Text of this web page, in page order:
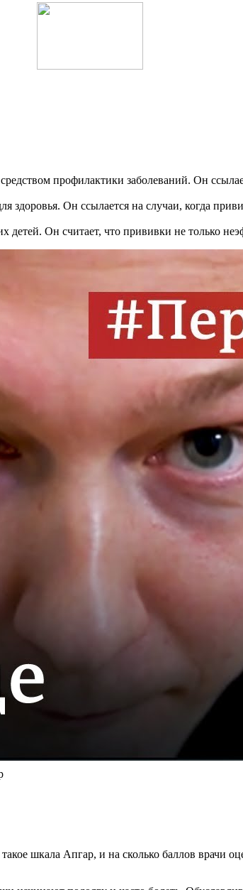
профилактики заболеваний. Он
здоровья. Он ссылается на случаи, когда
детей. Он считает, что прививки не только
шкала Апгар, и на сколько баллов врачи